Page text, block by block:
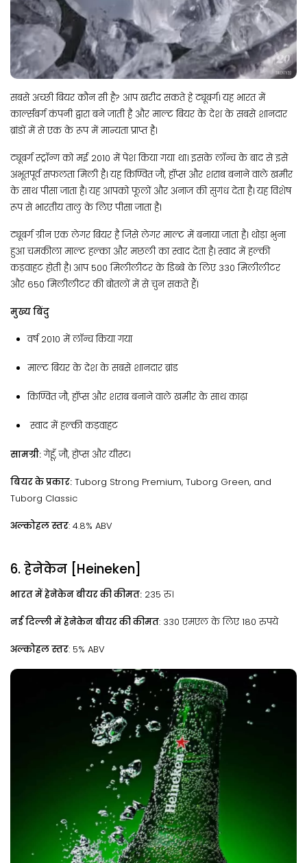
सबसे अच्छी बियर कौन सी है? आप खरीद सकते हे ट्यूबर्ग। यह भारत में
कार्ल्सबर्ग कंपनी द्वारा बने जाती है और माल्ट बियर के देश के सबसे शानदार
ब्रांडों में से एक के रूप में मान्यता प्राप्त है।
ट्यूबर्ग स्ट्रॉन्ग को मई 2010 में पेश किया गया था। इसके लॉन्च के बाद से इसे
अभूतपूर्व सफलता मिली है। यह किण्वित जौ, हॉप्स और शराब बनाने वाले खमीर
के साथ पीसा जाता है। यह आपको फूलों और अनाज की सुगंध देता है। यह विशेष
रूप से भारतीय तालु के लिए पीसा जाता है।
ट्यूबर्ग ग्रीन एक लेगर बियर है जिसे लेगर माल्ट में बनाया जाता है। थोड़ा भुना
हुआ चमकीला माल्ट हल्का और मछली का स्वाद देता है। स्वाद में हल्की
कड़वाहट होती है। आप 500 मिलीलीटर के डिब्बे के लिए 330 मिलीलीटर
और 650 मिलीलीटर की बोतलों में से चुन सकते हैं।
मुख्य बिंदु
वर्ष 2010 में लॉन्च किया गया
माल्ट बियर के देश के सबसे शानदार ब्रांड
किण्वित जौ, हॉप्स और शराब बनाने वाले खमीर के साथ काढ़ा
स्वाद में हल्की कड़वाहट
सामग्री:गेहूँ, जौ, होप्स और यीस्ट।
बियर के प्रकार: Tuborg Strong Premium, Tuborg Green, and
Tuborg Classic
अल्कोहल स्तर: 4.8% ABV
6. हेनेकेन [Heineken]
भारत में हेनेकेन बीयर की कीमत: 235 रु।
नई दिल्ली में हेनेकेन बीयर की कीमत: 330 एमएल के लिए 180 रुपये
अल्कोहल स्तर: 5% ABV